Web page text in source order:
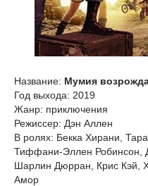
Название: Мумия
Год выхода: 2019
Жанр: приключения
Режиссер: Дэн Аллен
В ролях: Бекка Хирани,
Тиффани-Эллен Робинсон,
Шарлин Дюрран, Крис Кэй,
Амор